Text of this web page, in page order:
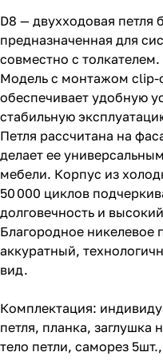
D8 — двухходовая
предназначенная для
совместно с толкателем.
Модель с монтажом clip-
обеспечивает удобную
стабильную
Петля рассчитана на
делает ее
мебели. Корпус из
50 000 циклов
долговечность и
Благородное никелевое
аккуратный,
вид.
Комплектация:
петля, планка, заглушка
тело петли, саморез